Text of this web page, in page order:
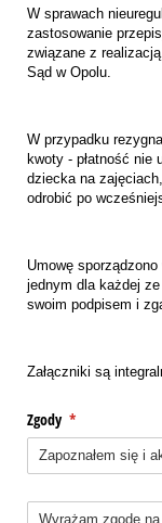
W sprawach
zastosowanie
związane z
Sąd w Opolu.
W przypadku
kwoty - płatność nie
dziecka na
odrobić po
Umowę
jednym dla każdej
swoim podpisem i
Załączniki są
Zgody *
(wymagane)
Bez tytułu